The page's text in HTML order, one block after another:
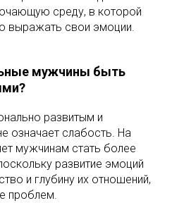
среду, в которой
выражать свои эмоции.
мужчины быть
развитым и
означает слабость. На
мужчинам стать более
развитие эмоций
и глубину их отношений,
проблем.